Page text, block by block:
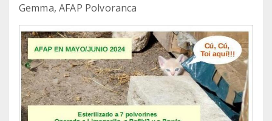
Gemma, AFAP Polvoranca